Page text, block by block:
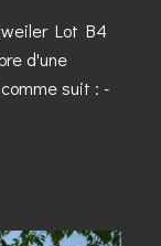
Lot B4
d'une
suit : -